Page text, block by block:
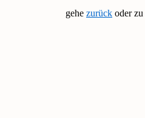
gehe zurück oder zu